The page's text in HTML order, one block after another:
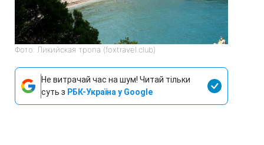
Фото: Ликийская тропа (foxtravel.club)
Не витрачай час на шум! Читай тільки
суть з РБК-Україна у Google